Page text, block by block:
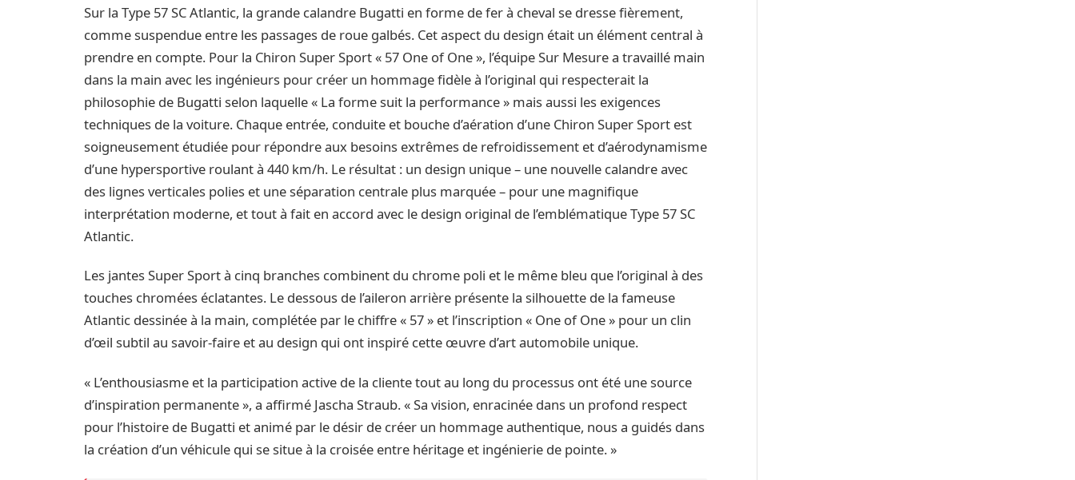
Sur la Type 57 SC Atlantic, la grande calandre Bugatti en forme de fer à cheval se dresse fièrement,
comme suspendue entre les passages de roue galbés. Cet aspect du design était un élément central à
prendre en compte. Pour la Chiron Super Sport « 57 One of One », l’équipe Sur Mesure a travaillé main
dans la main avec les ingénieurs pour créer un hommage fidèle à l’original qui respecterait la
philosophie de Bugatti selon laquelle « La forme suit la performance » mais aussi les exigences
techniques de la voiture. Chaque entrée, conduite et bouche d’aération d’une Chiron Super Sport est
soigneusement étudiée pour répondre aux besoins extrêmes de refroidissement et d’aérodynamisme
d’une hypersportive roulant à 440 km/h. Le résultat : un design unique – une nouvelle calandre avec
des lignes verticales polies et une séparation centrale plus marquée – pour une magnifique
interprétation moderne, et tout à fait en accord avec le design original de l’emblématique Type 57 SC
Atlantic.
Les jantes Super Sport à cinq branches combinent du chrome poli et le même bleu que l’original à des
touches chromées éclatantes. Le dessous de l’aileron arrière présente la silhouette de la fameuse
Atlantic dessinée à la main, complétée par le chiffre « 57 » et l’inscription « One of One » pour un clin
d’œil subtil au savoir-faire et au design qui ont inspiré cette œuvre d’art automobile unique.
« L’enthousiasme et la participation active de la cliente tout au long du processus ont été une source
d’inspiration permanente », a affirmé Jascha Straub. « Sa vision, enracinée dans un profond respect
pour l’histoire de Bugatti et animé par le désir de créer un hommage authentique, nous a guidés dans
la création d’un véhicule qui se situe à la croisée entre héritage et ingénierie de pointe. »